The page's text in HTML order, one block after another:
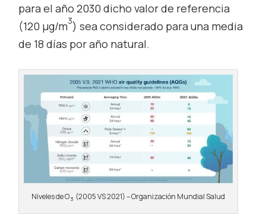
para el año 2030 dicho valor de referencia
(120 µg/m3) sea considerado para una media
de 18 días por año natural.
Niveles de O3 (2005 VS 2021) – Organización Mundial Salud